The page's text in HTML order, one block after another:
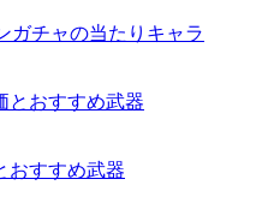
ガチャの当たりキャラ
とおすすめ武器
おすすめ武器